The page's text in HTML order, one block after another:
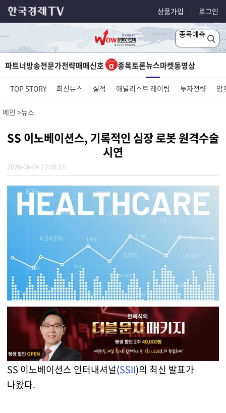
상품가입 로그인
종목예측
파트너방송전문가전략매매신호 종목토론뉴스마켓동영상
TOP STORY 최신뉴스 실적 애널리스트 레이팅 투자전략 암
메인 뉴스
SS 이노베이션스, 기록적인 심장 로봇 원격수술
시연
2026-06-04 22:00:33
SS 이노베이션스 인터내셔널(SSII)의 최신 발표가
나왔다.